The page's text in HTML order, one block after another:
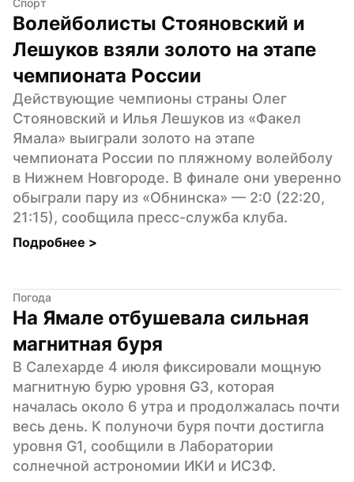
Спорт
Волейболисты Стояновский и
Лешуков взяли золото на этапе
чемпионата России
Действующие чемпионы страны Олег
Стояновский и Илья Лешуков из «Факел
Ямала» выиграли золото на этапе
чемпионата России по пляжному волейболу
в Нижнем Новгороде. В финале они уверенно
обыграли пару из «Обнинска» — 2:0 (22:20,
21:15), сообщила пресс-служба клуба.
Подробнее >
Погода
На Ямале отбушевала сильная
магнитная буря
В Салехарде 4 июля фиксировали мощную
магнитную бурю уровня G3, которая
началась около 6 утра и продолжалась почти
весь день. К полуночи буря почти достигла
уровня G1, сообщили в Лаборатории
солнечной астрономии ИКИ и ИСЗФ.